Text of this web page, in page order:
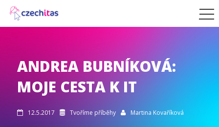
ANDREA BUBNÍKOVÁ:
MOJE CESTA K IT
 12.5.2017  Tvoříme příběhy  Martina Kovaříková